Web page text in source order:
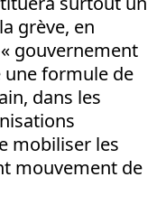
grève, en
gouvernement
formule de
dans les
mobiliser les
mouvement de